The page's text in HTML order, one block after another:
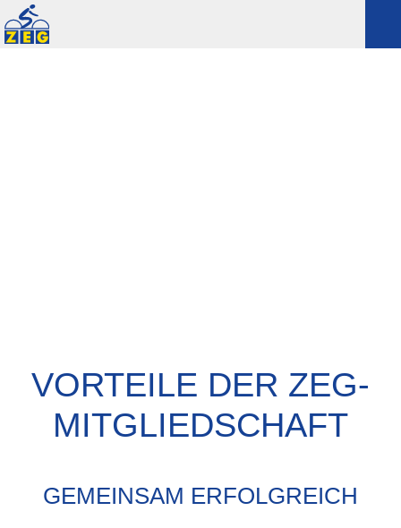
VORTEILE DER ZEG-
MITGLIEDSCHAFT
GEMEINSAM ERFOLGREICH